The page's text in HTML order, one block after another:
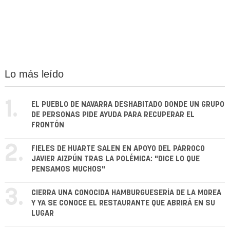
Lo más leído
1.
EL PUEBLO DE NAVARRA DESHABITADO DONDE UN GRUPO
DE PERSONAS PIDE AYUDA PARA RECUPERAR EL
FRONTÓN
2.
FIELES DE HUARTE SALEN EN APOYO DEL PÁRROCO
JAVIER AIZPÚN TRAS LA POLÉMICA: "DICE LO QUE
PENSAMOS MUCHOS"
3.
CIERRA UNA CONOCIDA HAMBURGUESERÍA DE LA MOREA
Y YA SE CONOCE EL RESTAURANTE QUE ABRIRÁ EN SU
LUGAR